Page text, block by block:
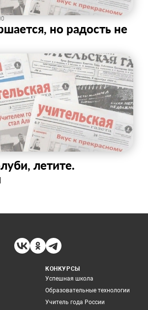
но радость не
летите.
КОНКУРСЫ
Успешная школа
Образовательные технологии
Учитель года России